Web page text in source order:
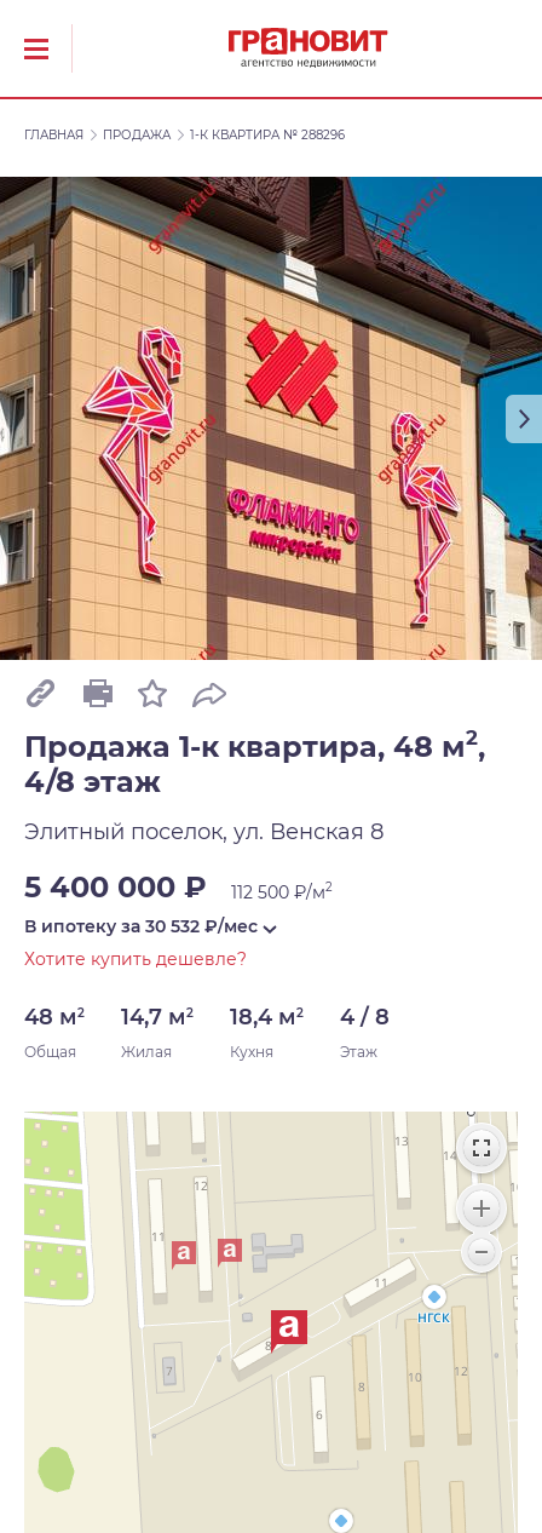
ГЛАВНАЯ ПРОДАЖА 1-К КВАРТИРА № 288296
Продажа 1-к квартира, 48 м2,
4/8 этаж
Элитный поселок, ул. Венская 8
5 400 000 ₽ 112 500 ₽/м2
В ипотеку за 30 532 ₽/мес
Хотите купить дешевле?
48 м2
Общая
14,7 м2
Жилая
18,4 м2
Кухня
4 / 8
Этаж